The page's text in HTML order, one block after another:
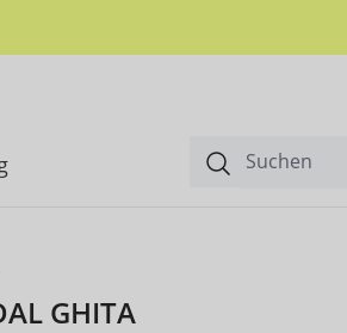
GHITA